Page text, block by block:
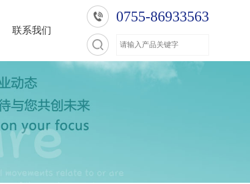
联系我们
0755-86933563